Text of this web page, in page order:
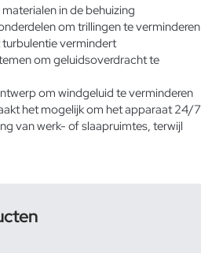
in de behuizing
om trillingen te verminderen
vermindert
om geluidsoverdracht te
om windgeluid te verminderen
het mogelijk om het apparaat 24/7
van werk- of slaapruimtes, terwijl